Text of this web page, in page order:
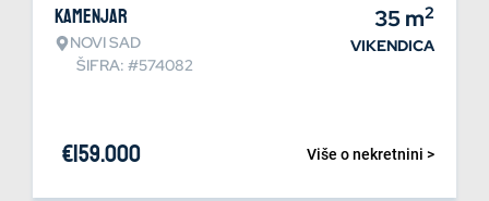
Kamenjar
NOVI SAD
ŠIFRA: #574082
35m2
VIKENDICA
Više o nekretnini >
€159.000